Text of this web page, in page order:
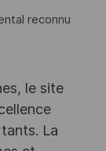
reconnu
le site
La